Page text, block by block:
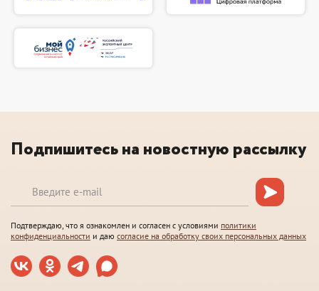
Подпишитесь на новостную рассылку
Подтверждаю, что я ознакомлен и согласен с условиями политики
конфиденциальности и даю согласие на обработку своих персональных данных